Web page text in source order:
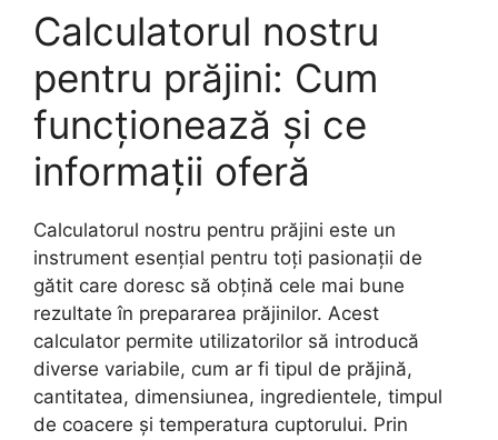
Calculatorul nostru
pentru prăjini: Cum
funcționează și ce
informații oferă
Calculatorul nostru pentru prăjini este un
instrument esențial pentru toți pasionații de
gătit care doresc să obțină cele mai bune
rezultate în prepararea prăjinilor. Acest
calculator permite utilizatorilor să introducă
diverse variabile, cum ar fi tipul de prăjină,
cantitatea, dimensiunea, ingredientele, timpul
de coacere și temperatura cuptorului. Prin